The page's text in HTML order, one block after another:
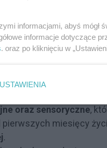
zaprojektowany
oraz sensoryczne,
pierwszych miesięcy
.
informacjami, abyś
informacje dotyczące
. oraz po kliknięciu w
USTAWIENIA